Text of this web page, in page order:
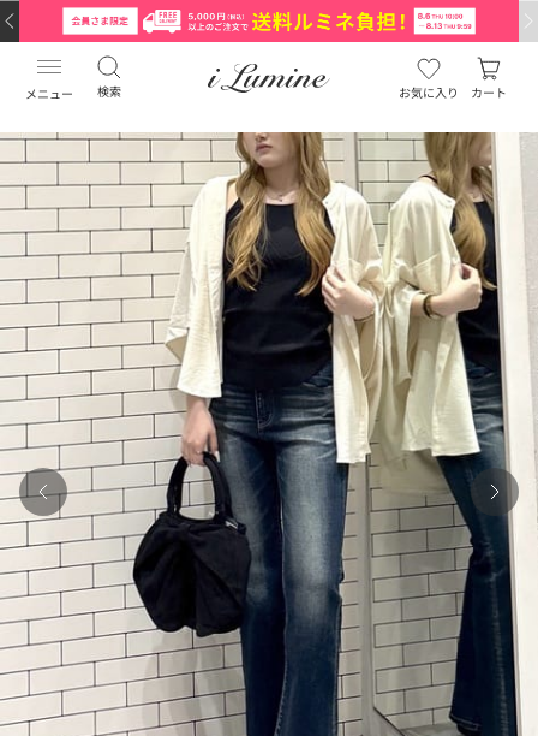
メニュー 検索 お気に入り カート